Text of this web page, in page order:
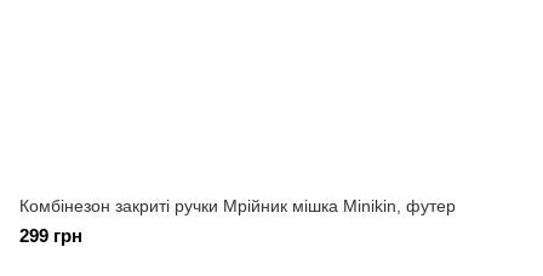
Комбінезон закриті ручки Мрійник мішка Minikin, футер
299 грн